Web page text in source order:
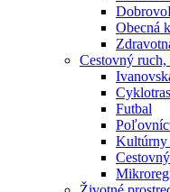
Obecná
Cestovný
Futbal
Kultúrny